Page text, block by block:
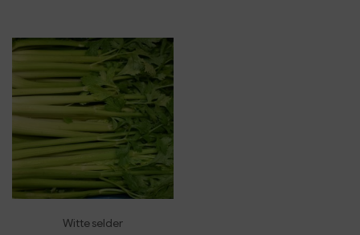
Witte selder